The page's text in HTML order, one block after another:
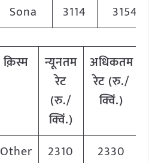
Sona 3114 3154
क़िस्म
न्यूनतम
रेट
(रु./
क्विं.)
अधिकतम
रेट (रु./
क्विं.)
Other 2310 2330